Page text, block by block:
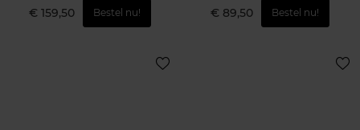
€ 159,50 Bestel nu! € 89,50 Bestel nu!